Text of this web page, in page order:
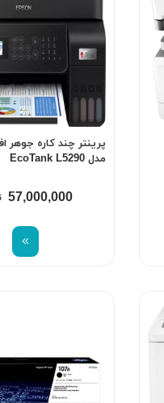
پرینتر چند کاره جوهر
مدل EcoTank L5290
57,000,000